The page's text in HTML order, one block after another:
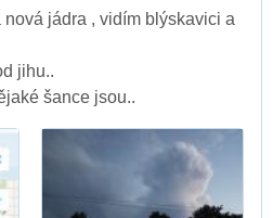
jádra , vidím blýskavici a
jihu..
šance jsou..